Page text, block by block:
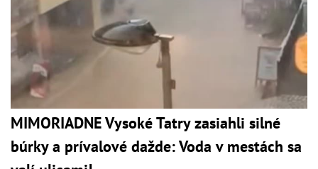
MIMORIADNE Vysoké Tatry zasiahli silné
búrky a prívalové dažde: Voda v mestách sa